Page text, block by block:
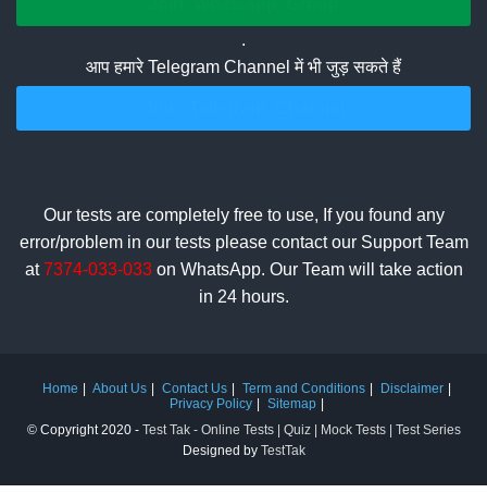
.
आप हमारे Telegram Channel में भी जुड़ सकते हैं
Our tests are completely free to use, If you found any
error/problem in our tests please contact our Support Team
at7374-033-033on WhatsApp. Our Team will take action
in 24 hours.
Home About Us Contact Us Term and Conditions
Disclaimer
Privacy Policy
Sitemap
© Copyright 2020 - Test Tak - Online Tests | Quiz | Mock Tests | Test Series
Designed by TestTak